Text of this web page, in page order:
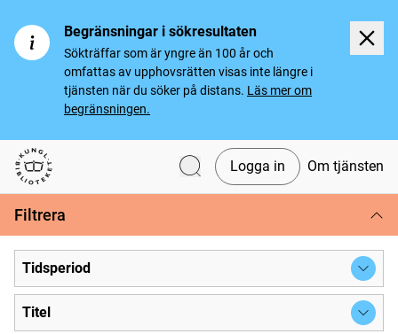
Begränsningar i sökresultaten
Sökträffar som är yngre än 100 år och
omfattas av upphovsrätten visas inte längre i
tjänsten när du söker på distans. Läs mer om
begränsningen.
Svenska tidningar
Logga in Om tjänsten
Filtrera
Tidsperiod
Titel